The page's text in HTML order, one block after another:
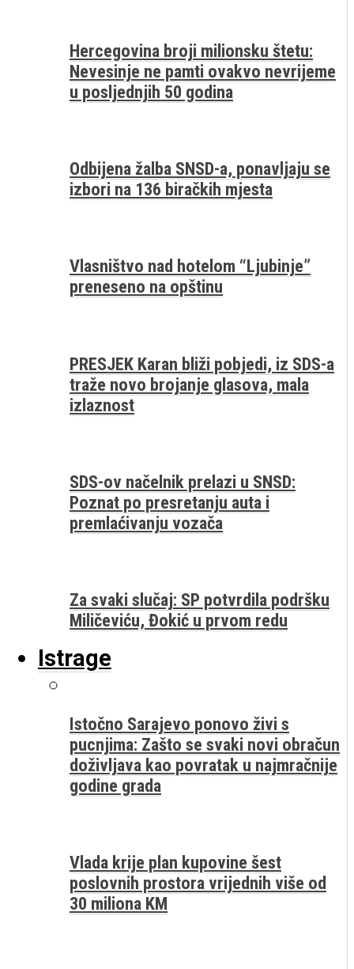
Hercegovina broji milionsku štetu:
Nevesinje ne pamti ovakvo nevrijeme
u posljednjih 50 godina
Odbijena žalba SNSD-a, ponavljaju se
izbori na 136 biračkih mjesta
Vlasništvo nad hotelom “Ljubinje”
preneseno na opštinu
PRESJEK Karan bliži pobjedi, iz SDS-a
traže novo brojanje glasova, mala
izlaznost
SDS-ov načelnik prelazi u SNSD:
Poznat po presretanju auta i
premlaćivanju vozača
Za svaki slučaj: SP potvrdila podršku
Miličeviću, Đokić u prvom redu
Istrage
Istočno Sarajevo ponovo živi s
pucnjima: Zašto se svaki novi obračun
doživljava kao povratak u najmračnije
godine grada
Vlada krije plan kupovine šest
poslovnih prostora vrijednih više od
30 miliona KM